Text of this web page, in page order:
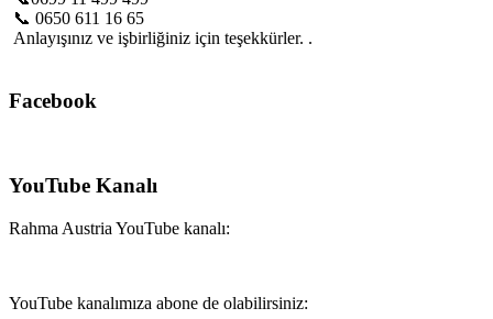
📞 0650 611 16 65
Anlayışınız ve işbirliğiniz için teşekkürler. .
Facebook
YouTube Kanalı
Rahma Austria YouTube kanalı:
YouTube kanalımıza abone de olabilirsiniz: